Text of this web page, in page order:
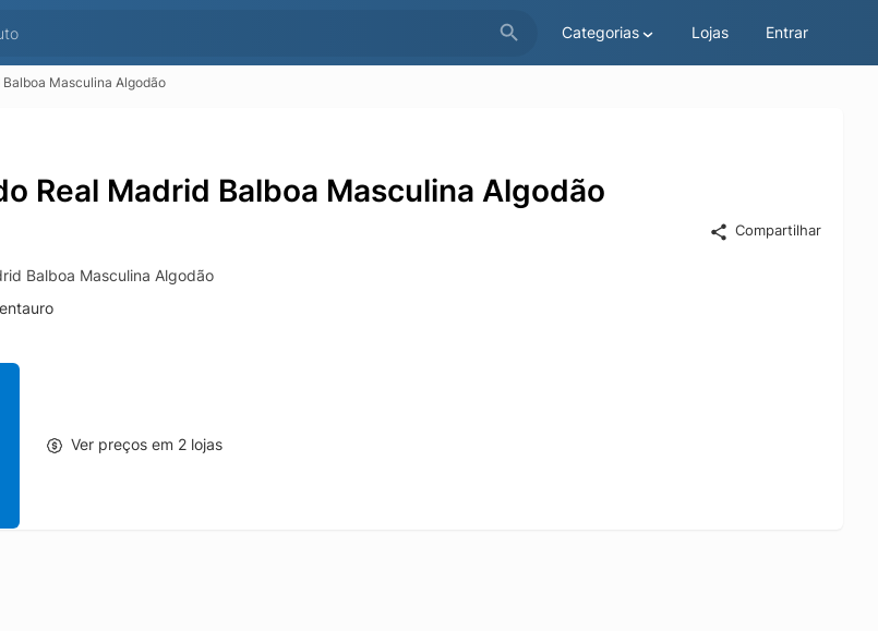
Categorias Lojas Entrar
Masculina Algodão
Real Madrid Balboa Masculina Algodão
Compartilhar
Balboa Masculina Algodão
Ver preços em 2 lojas